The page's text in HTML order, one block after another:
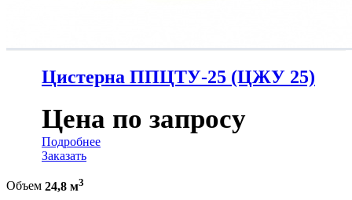
Цистерна ППЦТУ-25 (ЦЖУ 25)
Цена по запросу
Подробнее
Заказать
Объем 24,8 м3